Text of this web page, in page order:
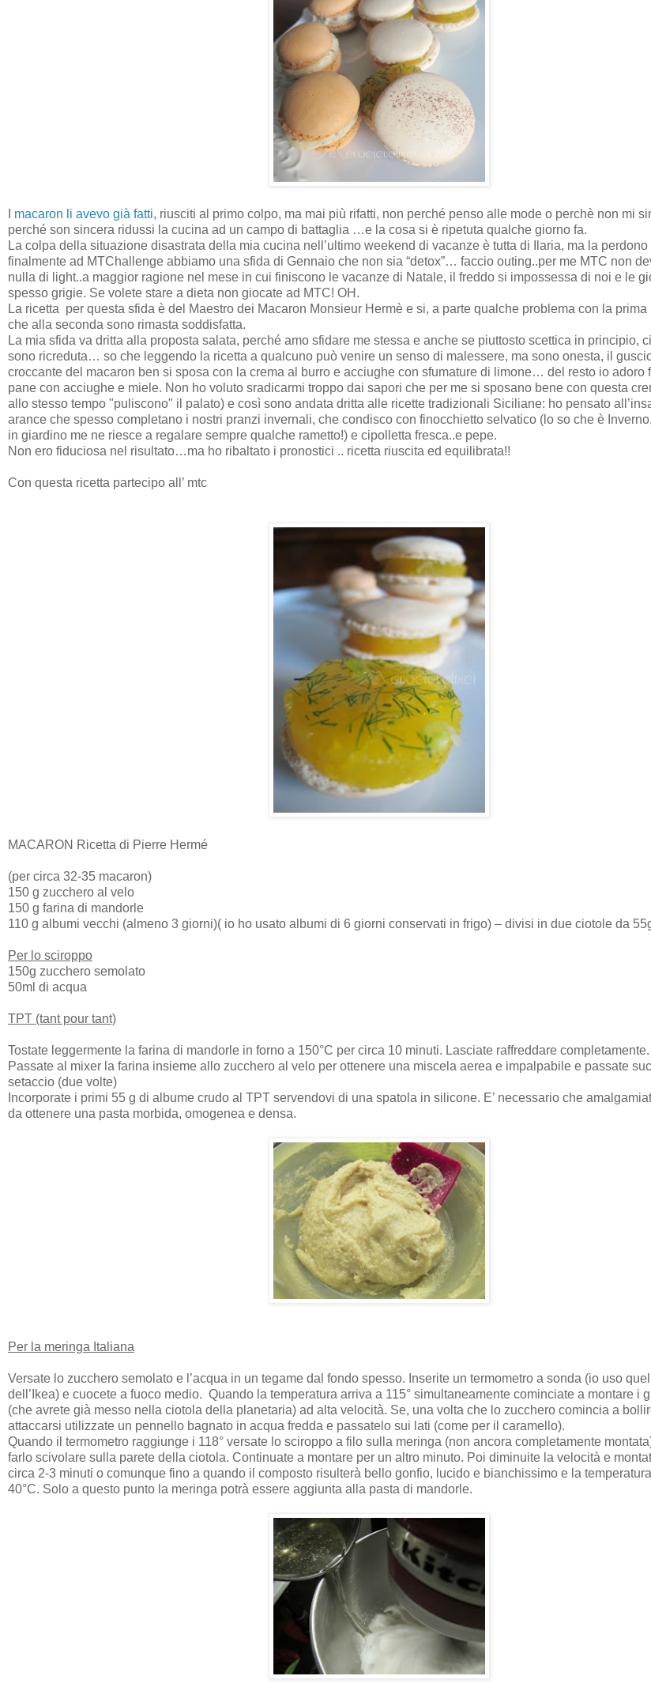
macaron li avevo già fatti, riusciti al primo colpo, ma mai più rifatti, non perché penso alle mode o perchè non mi
perché son sincera ridussi la cucina ad un campo di battaglia …e la cosa si è ripetuta qualche giorno fa.
La colpa della situazione disastrata della mia cucina nell’ultimo weekend di vacanze è tutta di Ilaria, ma la perdono
finalmente ad MTChallenge abbiamo una sfida di Gennaio che non sia “detox”… faccio outing..per me MTC non
nulla di light..a maggior ragione nel mese in cui finiscono le vacanze di Natale, il freddo si impossessa di noi e le
spesso grigie. Se volete stare a dieta non giocate ad MTC! OH.
La ricetta per questa sfida è del Maestro dei Macaron Monsieur Hermè e si, a parte qualche problema con la
che alla seconda sono rimasta soddisfatta.
La mia sfida va dritta alla proposta salata, perché amo sfidare me stessa e anche se piuttosto scettica in principio,
sono ricreduta… so che leggendo la ricetta a qualcuno può venire un senso di malessere, ma sono onesta, il
croccante del macaron ben si sposa con la crema al burro e acciughe con sfumature di limone… del resto io adoro
pane con acciughe e miele. Non ho voluto sradicarmi troppo dai sapori che per me si sposano bene con questa
allo stesso tempo "puliscono" il palato) e così sono andata dritta alle ricette tradizionali Siciliane: ho pensato
arance che spesso completano i nostri pranzi invernali, che condisco con finocchietto selvatico (lo so che è
in giardino me ne riesce a regalare sempre qualche rametto!) e cipolletta fresca..e pepe.
Non ero fiduciosa nel risultato…ma ho ribaltato i pronostici .. ricetta riuscita ed equilibrata!!
Con questa ricetta partecipo all’ mtc
MACARON Ricetta di Pierre Hermé
(per circa 32-35 macaron)
150 g zucchero al velo
150 g farina di mandorle
110 g albumi vecchi (almeno 3 giorni)( io ho usato albumi di 6 giorni conservati in frigo) – divisi in due ciotole da
Per lo sciroppo
150g zucchero semolato
50ml di acqua
TPT (tant pour tant)
Tostate leggermente la farina di mandorle in forno a 150°C per circa 10 minuti. Lasciate raffreddare completamente.
Passate al mixer la farina insieme allo zucchero al velo per ottenere una miscela aerea e impalpabile e passate
setaccio (due volte)
Incorporate i primi 55 g di albume crudo al TPT servendovi di una spatola in silicone. E’ necessario che
da ottenere una pasta morbida, omogenea e densa.
Per la meringa Italiana
Versate lo zucchero semolato e l’acqua in un tegame dal fondo spesso. Inserite un termometro a sonda (io uso
dell’Ikea) e cuocete a fuoco medio. Quando la temperatura arriva a 115° simultaneamente cominciate a montare i
(che avrete già messo nella ciotola della planetaria) ad alta velocità. Se, una volta che lo zucchero comincia a
attaccarsi utilizzate un pennello bagnato in acqua fredda e passatelo sui lati (come per il caramello).
Quando il termometro raggiunge i 118° versate lo sciroppo a filo sulla meringa (non ancora completamente
farlo scivolare sulla parete della ciotola. Continuate a montare per un altro minuto. Poi diminuite la velocità e
circa 2-3 minuti o comunque fino a quando il composto risulterà bello gonfio, lucido e bianchissimo e la
40°C. Solo a questo punto la meringa potrà essere aggiunta alla pasta di mandorle.